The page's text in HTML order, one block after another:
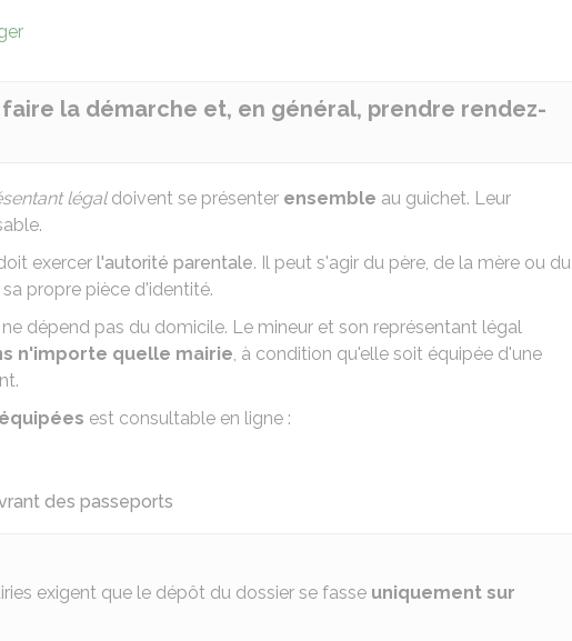
la démarche et, en général, prendre rendez-
légaldoivent se présenter ensemble au guichet. Leur
exercer l'autorité parentale. Il peut s'agir du père, de la mère ou du
propre pièce d'identité.
dépend pas du domicile. Le mineur et son représentant légal
n'importe quelle mairie, à condition qu'elle soit équipée d'une
est consultable en ligne :
des passeports
exigent que le dépôt du dossier se fasse uniquement sur